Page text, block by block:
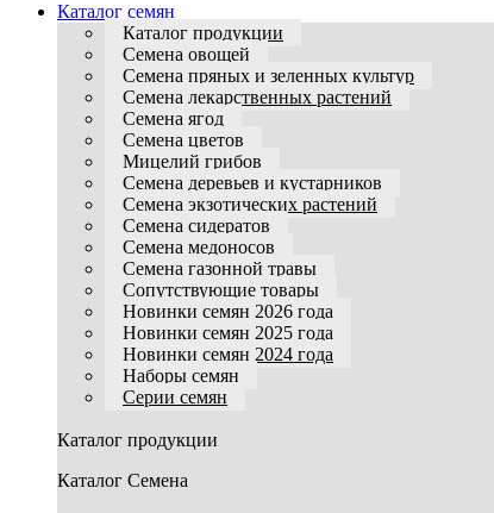
Каталог семян
Каталог продукции
Семена овощей
Семена пряных и зеленных культур
Семена лекарственных растений
Семена ягод
Семена цветов
Мицелий грибов
Семена деревьев и кустарников
Семена экзотических растений
Семена сидератов
Семена медоносов
Семена газонной травы
Сопутствующие товары
Новинки семян 2026 года
Новинки семян 2025 года
Новинки семян 2024 года
Наборы семян
Серии семян
Каталог продукции
Каталог Семена